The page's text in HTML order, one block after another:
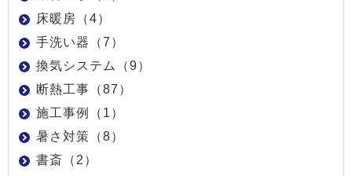
床暖房（4）
手洗い器（7）
換気システム（9）
断熱工事（87）
施工事例（1）
暑さ対策（8）
書斎（2）